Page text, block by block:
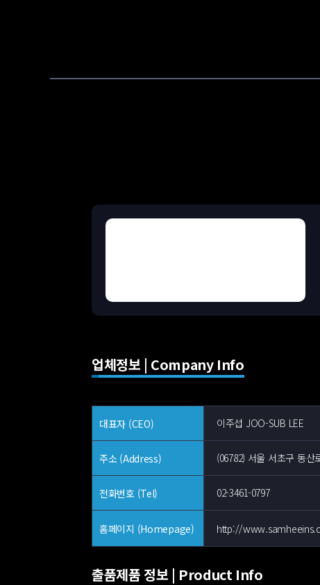
업체정보 | Company Info
대표자 (CEO) 이주섭 JOO-SUB LEE
주소 (Address) (06782) 서울 서초구 동산
전화번호 (Tel) 02-3461-0797
홈페이지 (Homepage) http://
출품제품 정보 | Product Info